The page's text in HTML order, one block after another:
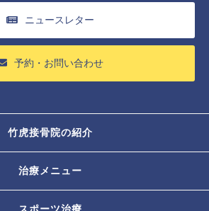
ニュースレター
予約・お問い合わせ
竹虎接骨院の紹介
治療メニュー
スポーツ治療